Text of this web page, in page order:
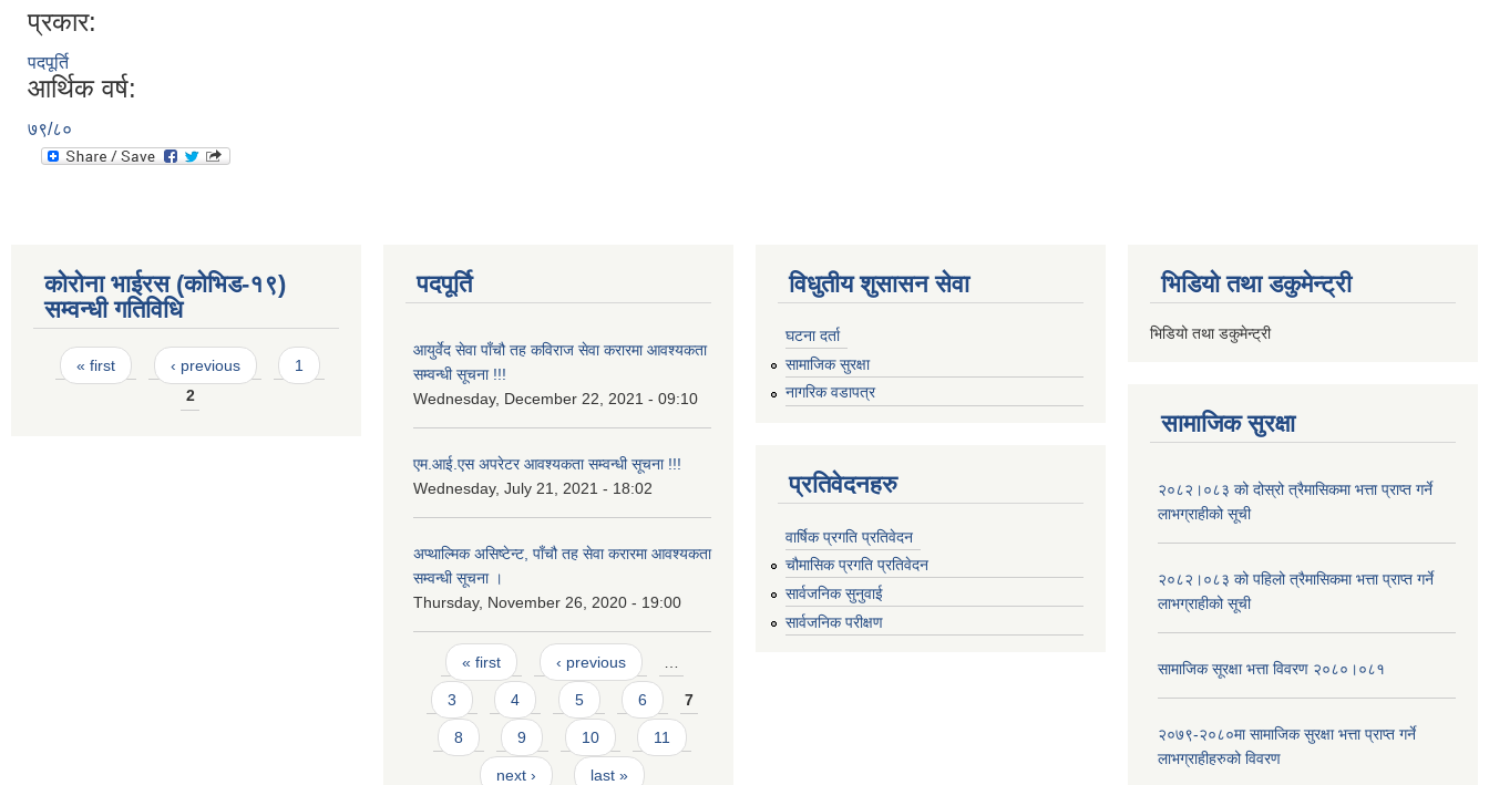
प्रकार:
पदपूर्ति
आर्थिक वर्ष:
७९/८०
कोरोना भाईरस (कोभिड-१९)
सम्वन्धी गतिविधि
Pages
« first ‹ previous
1
2
पदपूर्ति
आयुर्वेद सेवा पाँचौ तह कविराज सेवा करारमा आवश्यकता
सम्वन्धी सूचना !!!
Wednesday, December 22, 2021 - 09:10
एम.आई.एस अपरेटर आवश्यकता सम्वन्धी सूचना !!!
Wednesday, July 21, 2021 - 18:02
अप्थाल्मिक असिष्टेन्ट, पाँचौ तह सेवा करारमा आवश्यकता
सम्वन्धी सूचना ।
Thursday, November 26, 2020 - 19:00
Pages
« first ‹ previous
3 4 5 6 7
8 9 10 11
next › last »
विधुतीय शुसासन सेवा
घटना दर्ता
सामाजिक सुरक्षा
नागरिक वडापत्र
प्रतिवेदनहरु
वार्षिक प्रगति प्रतिवेदन
चौमासिक प्रगति प्रतिवेदन
सार्वजनिक सुनुवाई
सार्वजनिक परीक्षण
भिडियो तथा डकुमेन्ट्री
भिडियो तथा डकुमेन्ट्री
सामाजिक सुरक्षा
२०८२।०८३ को दोस्रो त्रैमासिकमा भत्ता प्राप्‍त गर्ने
लाभग्राहीको सूची
२०८२।०८३ को पहिलो त्रैमासिकमा भत्ता प्राप्‍त गर्ने
लाभग्राहीको सूची
सामाजिक सूरक्षा भत्ता विवरण २०८०।०८१
२०७९-२०८०मा सामाजिक सुरक्षा भत्ता प्राप्त गर्ने
लाभग्राहीहरुको विवरण